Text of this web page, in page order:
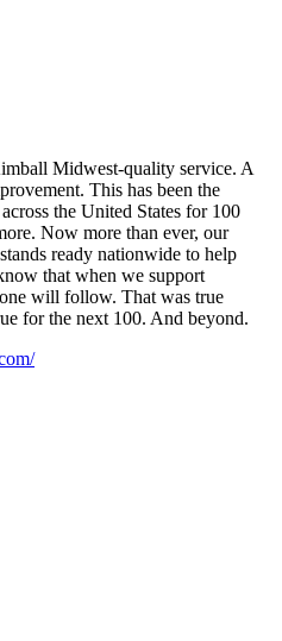
Midwest-quality service. A
This has been the
the United States for 100
Now more than ever, our
ready nationwide to help
that when we support
will follow. That was true
for the next 100. And beyond.